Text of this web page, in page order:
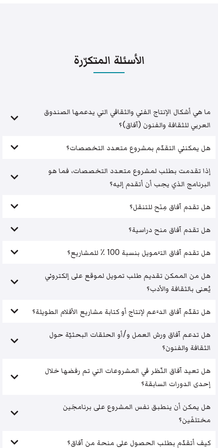
الأسئلة المتكرّرة
ما هي أشكال الإنتاج الفني والثقافي التي يدعمها الصندوق
العربي للثقافة والفنون (آفاق)؟
هل يمكنني التقدّم بمشروع متعدد التخصصات؟
إذا تقدمت بطلب لمشروع متعدد التخصصات، فما هو
البرنامج الذي يجب أن أتقدم إليه؟
هل تقدم آفاق مِنَح للتنقل؟
هل تقدم آفاق منح دراسية؟
هل تقدم آفاق التَّمويل بنسبة 100 ٪ للمشاريع؟
هل من الممكن تقديم طلب تمويل لموقع على إلكتروني
يُعنى بالثقافة والأدب؟
هل تقدّم آفاق الدَّعم لإنتاج أو كتابة مشاريع الأفلام الطويلة؟
هل تدعم آفاق ورش العمل و/أو الحلقات البحثيّة حول
الثقافة والفنون؟
هل تعيد آفاق النّظر في المشروعات التي تم رفضها خلال
إحدى الدورات السابقة؟
هل يمكن أن ينطبق نفس المشروع على برنامجَين
مختلفَين؟
كيف أتقدّم بطلب الحصول على منحة من آفاق؟